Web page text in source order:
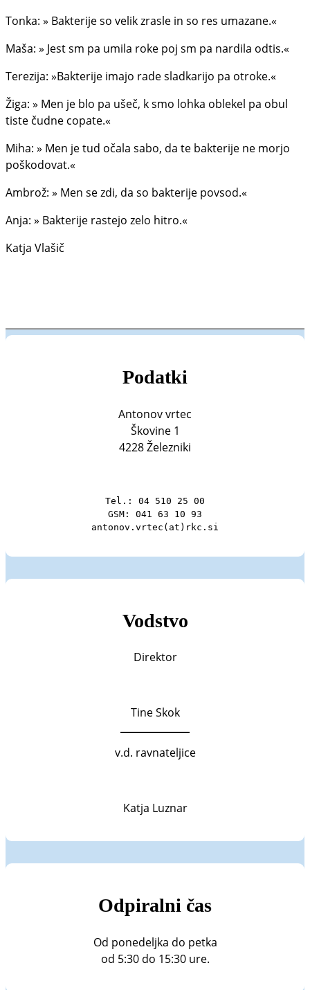
Tonka: » Bakterije so velik zrasle in so res umazane.«
Maša: » Jest sm pa umila roke poj sm pa nardila odtis.«
Terezija: »Bakterije imajo rade sladkarijo pa otroke.«
Žiga: » Men je blo pa ušeč, k smo lohka oblekel pa obul
tiste čudne copate.«
Miha: » Men je tud očala sabo, da te bakterije ne morjo
poškodovat.«
Ambrož: » Men se zdi, da so bakterije povsod.«
Anja: » Bakterije rastejo zelo hitro.«
Katja Vlašič
Podatki
Antonov vrtec
Škovine 1
4228 Železniki
Tel.: 04 510 25 00
GSM: 041 63 10 93
antonov.vrtec(at)rkc.si
Vodstvo
Direktor
Tine Skok
v.d. ravnateljice
Katja Luznar
Odpiralni čas
Od ponedeljka do petka
od 5:30 do 15:30 ure.